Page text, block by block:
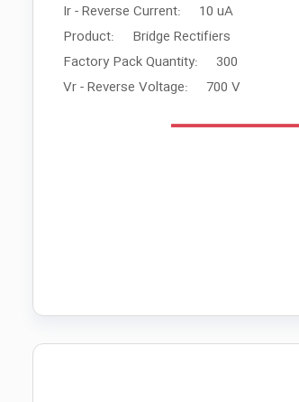
Ir - Reverse Current: 10 uA
Product: Bridge Rectifiers
Factory Pack Quantity: 300
Vr - Reverse Voltage: 700 V